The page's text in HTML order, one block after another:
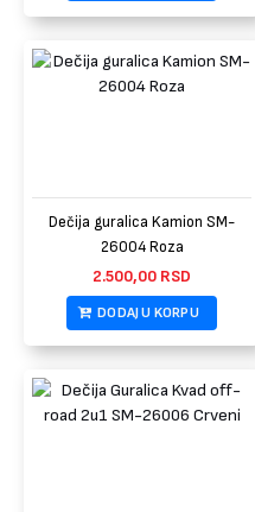
Dečija guralica Kamion SM-
26004 Roza
2.500,00 RSD
DODAJ U KORPU